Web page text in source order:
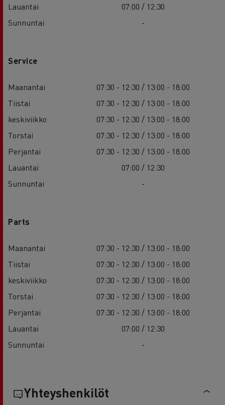
Lauantai
07:00 / 12:30
Sunnuntai
-
Service
Maanantai
07:30 - 12:30 / 13:00 - 18:00
Tiistai
07:30 - 12:30 / 13:00 - 18:00
keskiviikko
07:30 - 12:30 / 13:00 - 18:00
Torstai
07:30 - 12:30 / 13:00 - 18:00
Perjantai
07:30 - 12:30 / 13:00 - 18:00
Lauantai
07:00 / 12:30
Sunnuntai
-
Parts
Maanantai
07:30 - 12:30 / 13:00 - 18:00
Tiistai
07:30 - 12:30 / 13:00 - 18:00
keskiviikko
07:30 - 12:30 / 13:00 - 18:00
Torstai
07:30 - 12:30 / 13:00 - 18:00
Perjantai
07:30 - 12:30 / 13:00 - 18:00
Lauantai
07:00 / 12:30
Sunnuntai
-
Yhteyshenkilöt